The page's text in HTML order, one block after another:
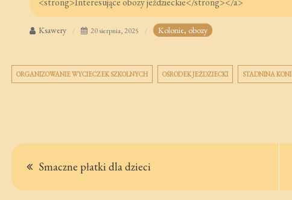
Ksawery 20 sierpnia, 2025 Kolonie, obozy
ORGANIZOWANIE WYCIECZEK SZKOLNYCH OŚRODEK JEŹDZIECKI STADNINA
Nawigacja
wpisu
Smaczne płatki dla dzieci